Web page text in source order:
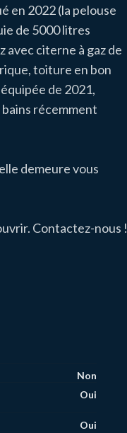
en 2022 (la pelouse
de 5000 litres
citerne à gaz de
toiture en bon
de 2021,
récemment
demeure vous
Contactez-nous !
Non
Oui
Oui